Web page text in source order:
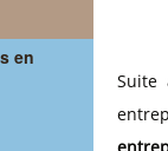
Suite
en